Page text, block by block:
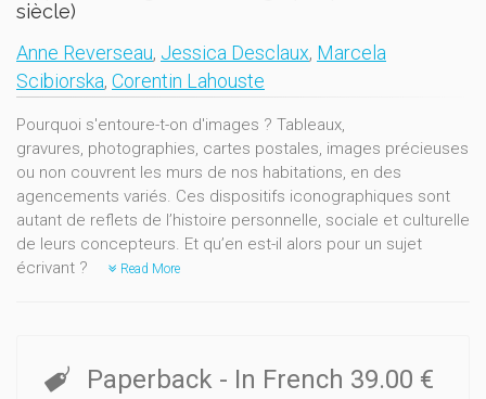
siècle)
Anne Reverseau, Jessica Desclaux, Marcela
Scibiorska, Corentin Lahouste
Pourquoi s'entoure-t-on d'images ? Tableaux,
gravures, photographies, cartes postales, images précieuses
ou non couvrent les murs de nos habitations, en des
agencements variés. Ces dispositifs iconographiques sont
autant de reflets de l’histoire personnelle, sociale et culturelle
de leurs concepteurs. Et qu’en est-il alors pour un sujet
écrivant ?
Read More
Paperback - In French 39.00 €